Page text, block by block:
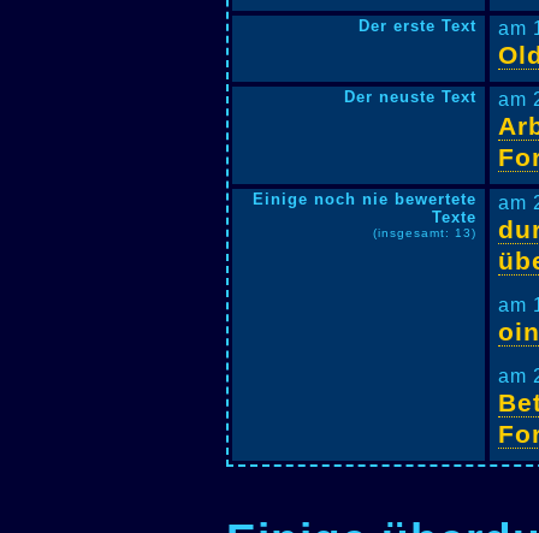
Der erste Text am
Der neuste Text am
Einige noch nie bewertete
Texte
(insgesamt: 13)
am
am
am